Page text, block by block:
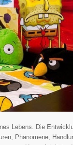
Lebens. Die
Phänomene,